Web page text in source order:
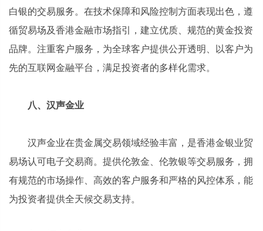
白银的交易服务。在技术保障和风险控制方面表现出色，遵
循贸易场及香港金融市场指引，建立优质、规范的黄金投资
品牌。注重客户服务，为全球客户提供公开透明、以客户为
先的互联网金融平台，满足投资者的多样化需求。
八、汉声金业
汉声金业在贵金属交易领域经验丰富，是香港金银业贸
易场认可电子交易商。提供伦敦金、伦敦银等交易服务，拥
有规范的市场操作、高效的客户服务和严格的风控体系，能
为投资者提供全天候交易支持。